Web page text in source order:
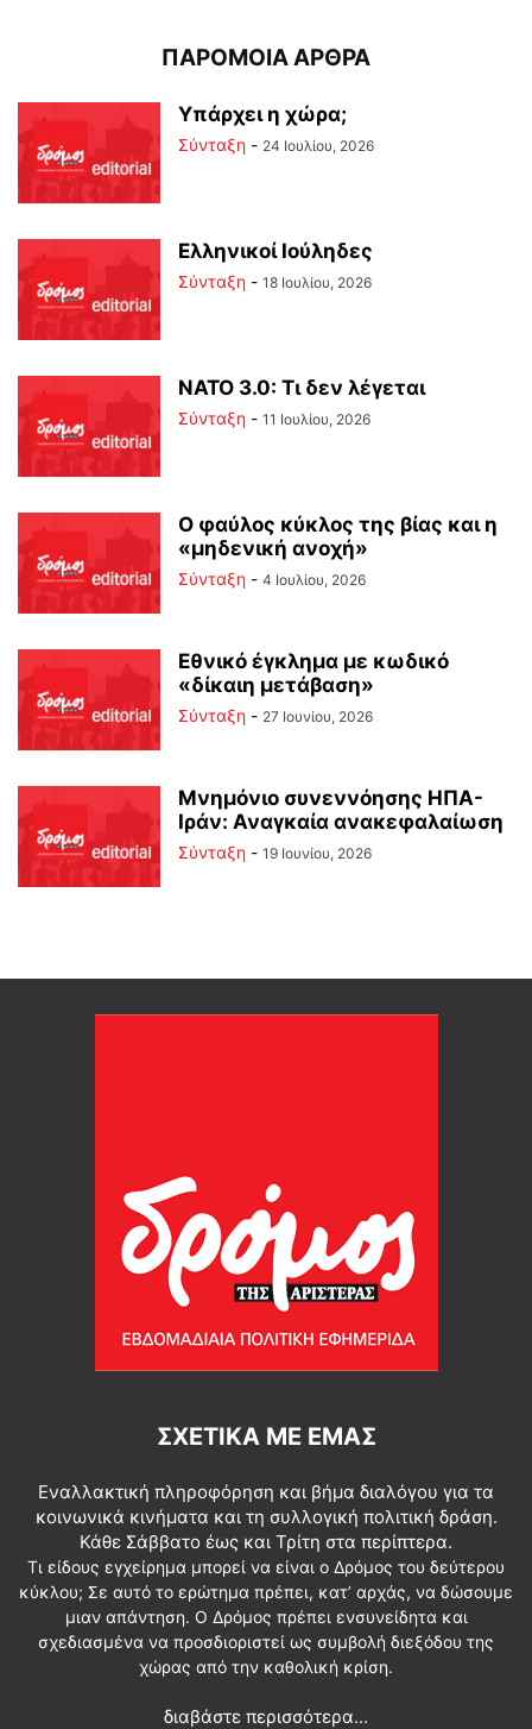
ΠΑΡΟΜΟΙΑ ΑΡΘΡΑ
Υπάρχει η χώρα;
Σύνταξη - 24 Ιουλίου, 2026
Ελληνικοί Ιούληδες
Σύνταξη - 18 Ιουλίου, 2026
ΝΑΤΟ 3.0: Τι δεν λέγεται
Σύνταξη - 11 Ιουλίου, 2026
Ο φαύλος κύκλος της βίας και η
«μηδενική ανοχή»
Σύνταξη - 4 Ιουλίου, 2026
Εθνικό έγκλημα με κωδικό
«δίκαιη μετάβαση»
Σύνταξη - 27 Ιουνίου, 2026
Μνημόνιο συνεννόησης ΗΠΑ-
Ιράν: Αναγκαία ανακεφαλαίωση
Σύνταξη - 19 Ιουνίου, 2026
ΣΧΕΤΙΚΆ ΜΕ ΕΜΆΣ
Εναλλακτική πληροφόρηση και βήμα διαλόγου για τα
κοινωνικά κινήματα και τη συλλογική πολιτική δράση.
Κάθε Σάββατο έως και Τρίτη στα περίπτερα.
Τι είδους εγχείρημα μπορεί να είναι ο Δρόμος του δεύτερου
κύκλου; Σε αυτό το ερώτημα πρέπει, κατ’ αρχάς, να δώσουμε
μιαν απάντηση. Ο Δρόμος πρέπει ενσυνείδητα και
σχεδιασμένα να προσδιοριστεί ως συμβολή διεξόδου της
χώρας από την καθολική κρίση.
διαβάστε περισσότερα...